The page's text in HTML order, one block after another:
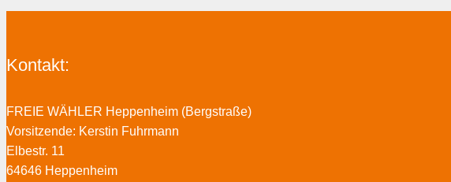
Kontakt:
FREIE WÄHLER Heppenheim (Bergstraße)
Vorsitzende: Kerstin Fuhrmann
Elbestr. 11
64646 Heppenheim